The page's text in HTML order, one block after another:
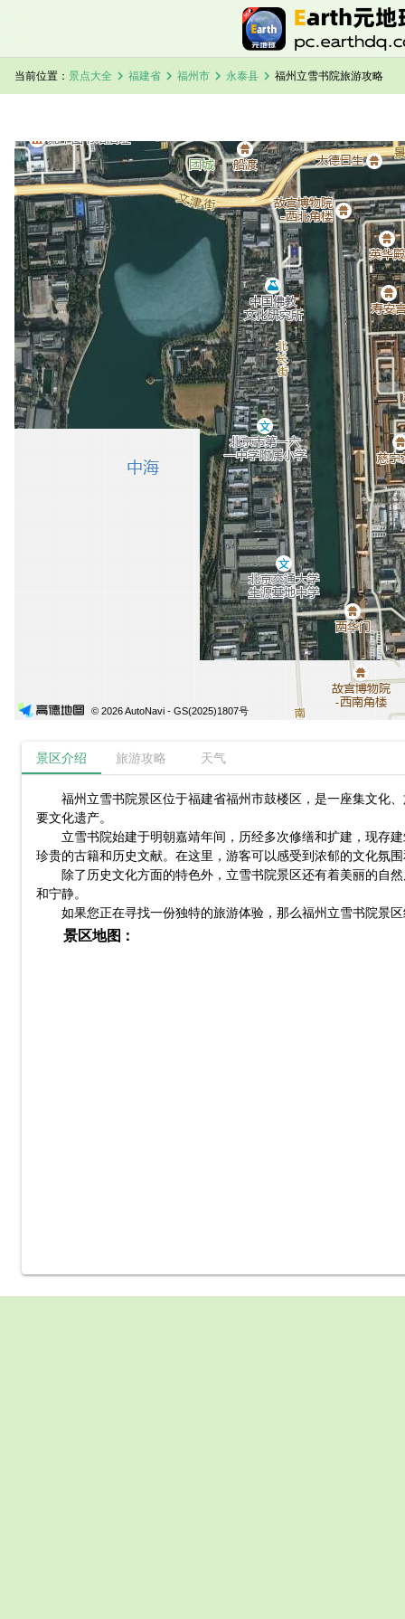
当前位置： 景点大全 chevron_right 福建省 chevron_right 福州市 chevron_right 永泰县 chevron_right 福州立雪书院旅游攻略
福州立雪书院卫星地图加载中，请稍候...
© 2026 AutoNavi - GS(2025)1807号
景区介绍 旅游攻略 天气
福州立雪书院景区位于福建省福州市鼓楼区，是一座集文化
要文化遗产。
立雪书院始建于明朝嘉靖年间，历经多次修缮和扩建，现存
珍贵的古籍和历史文献。在这里，游客可以感受到浓郁的文化氛
除了历史文化方面的特色外，立雪书院景区还有着美丽的自
和宁静。
如果您正在寻找一份独特的旅游体验，那么福州立雪书院景
景区地图：